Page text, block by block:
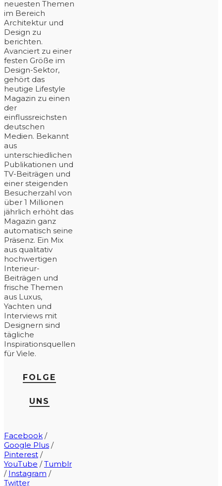
neuesten Themen
im Bereich
Architektur und
Design zu
berichten.
Avanciert zu einer
festen Größe im
Design-Sektor,
gehört das
heutige Lifestyle
Magazin zu einen
der
einflussreichsten
deutschen
Medien. Bekannt
aus
unterschiedlichen
Publikationen und
TV-Beiträgen und
einer steigenden
Besucherzahl von
über 1 Millionen
jährlich erhöht das
Magazin ganz
automatisch seine
Präsenz. Ein Mix
aus qualitativ
hochwertigen
Interieur-
Beiträgen und
frische Themen
aus Luxus,
Yachten und
Interviews mit
Designern sind
tägliche
Inspirationsquellen
für Viele.
FOLGE
UNS
Facebook /
Google Plus /
Pinterest /
YouTube /Tumblr
/ Instagram /
Twitter